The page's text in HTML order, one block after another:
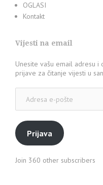
OGLASI
Kontakt
Vijesti na email
Unesite vašu email adresu
prijave za čitanje vijesti u
pošte
Prijava
Join 360 other subscribers